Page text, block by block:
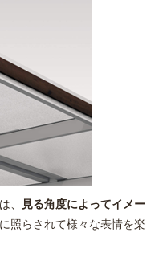
、 見る角度によってイメー
照らされて様々な表情を楽